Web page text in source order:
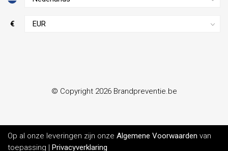
€
© Copyright 2026 Brandpreventie.be
Op al onze leveringen zijn onze Algemene Voorwaarden van
toepassing | Privacyverklaring